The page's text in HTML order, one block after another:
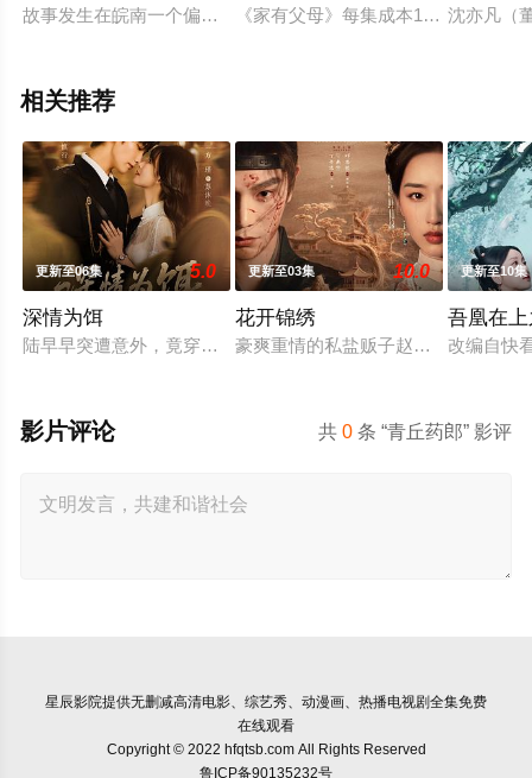
故事发生在皖南一个偏远的小山村。丧偶的中年妇女马娟嫁给
《家有父母》每集成本10万元,这对
沈亦凡（
相关推荐
更新至06集 5.0
深情为饵
陆早早突遭意外，竟穿越成民国少夫人苏沐晚，醒来，却是丈
更新至03集 10.0
花开锦绣
豪爽重情的私盐贩子赵凌虽出身草莽
更新至10集
吾凰在
改编自快
共0 条 “青丘药郎” 影评
影片评论
星辰影院提供无删减高清电影、综艺秀、动漫画、热播电视剧全集免费
在线观看
Copyright © 2022 hfqtsb.com All Rights Reserved
鲁ICP备90135232号